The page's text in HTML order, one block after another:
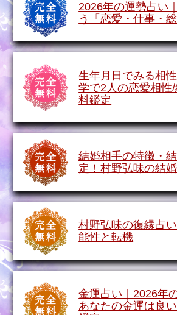
2026年の運勢占い
う「恋愛・仕事・総
生年月日でみる相
学で2人の恋愛相性
料鑑定
結婚相手の特徴・
定！村野弘味の結
村野弘味の復縁占
能性と転機
金運占い｜2026年
あなたの金運は良